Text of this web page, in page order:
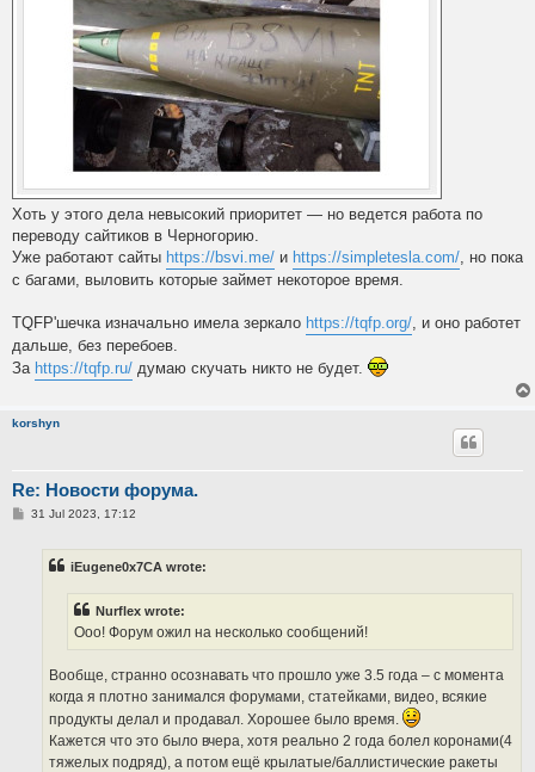
Хоть у этого дела невысокий приоритет — но ведется работа по
переводу сайтиков в Черногорию.
Уже работают сайты https://bsvi.me/ и https://simpletesla.com/, но пока
с багами, выловить которые займет некоторое время.
TQFP'шечка изначально имела зеркало https://tqfp.org/, и оно работет
дальше, без перебоев.
За https://tqfp.ru/ думаю скучать никто не будет.
korshyn
Re: Новости форума.
P31 Jul 2023, 17:12
iEugene0x7CA wrote:
Nurflex wrote:
Ооо! Форум ожил на несколько сообщений!
Вообще, странно осознавать что прошло уже 3.5 года – с момента
когда я плотно занимался форумами, статейками, видео, всякие
продукты делал и продавал. Хорошее было время.
Кажется что это было вчера, хотя реально 2 года болел коронами(4
тяжелых подряд), а потом ещё крылатые/баллистические ракеты